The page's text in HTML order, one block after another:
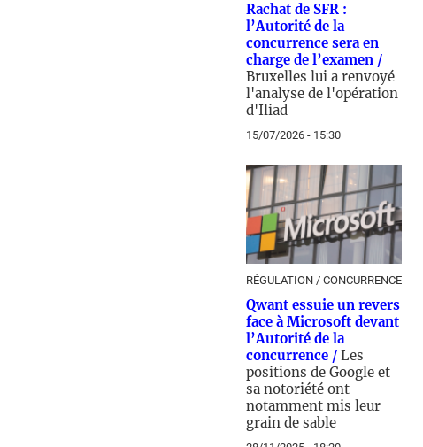
Rachat de SFR :
l’Autorité de la
concurrence sera en
charge de l’examen /
Bruxelles lui a renvoyé
l'analyse de l'opération
d'Iliad
15/07/2026 - 15:30
RÉGULATION / CONCURRENCE
Qwant essuie un revers
face à Microsoft devant
l’Autorité de la
concurrence / Les
positions de Google et
sa notoriété ont
notamment mis leur
grain de sable